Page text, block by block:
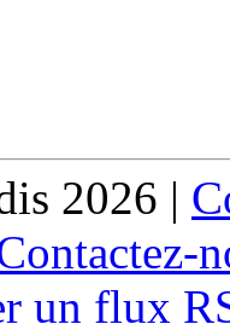
2026 |
un flux